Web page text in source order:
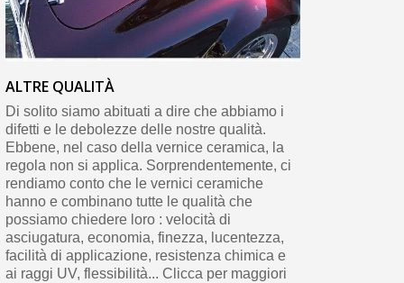
ALTRE QUALITÀ
Di solito siamo abituati a dire che abbiamo i
difetti e le debolezze delle nostre qualità.
Ebbene, nel caso della vernice ceramica, la
regola non si applica. Sorprendentemente, ci
rendiamo conto che le vernici ceramiche
hanno e combinano tutte le qualità che
possiamo chiedere loro : velocità di
asciugatura, economia, finezza, lucentezza,
facilità di applicazione, resistenza chimica e
ai raggi UV, flessibilità... Clicca per maggiori